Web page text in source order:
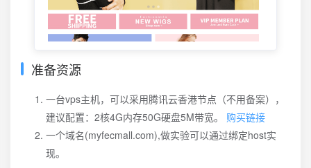
准备资源
一台vps主机，可以采用腾讯云香港节点（不用备案），
建议配置：2核4G内存50G硬盘5M带宽。 购买链接
一个域名(myfecmall.com),做实验可以通过绑定host实
现。